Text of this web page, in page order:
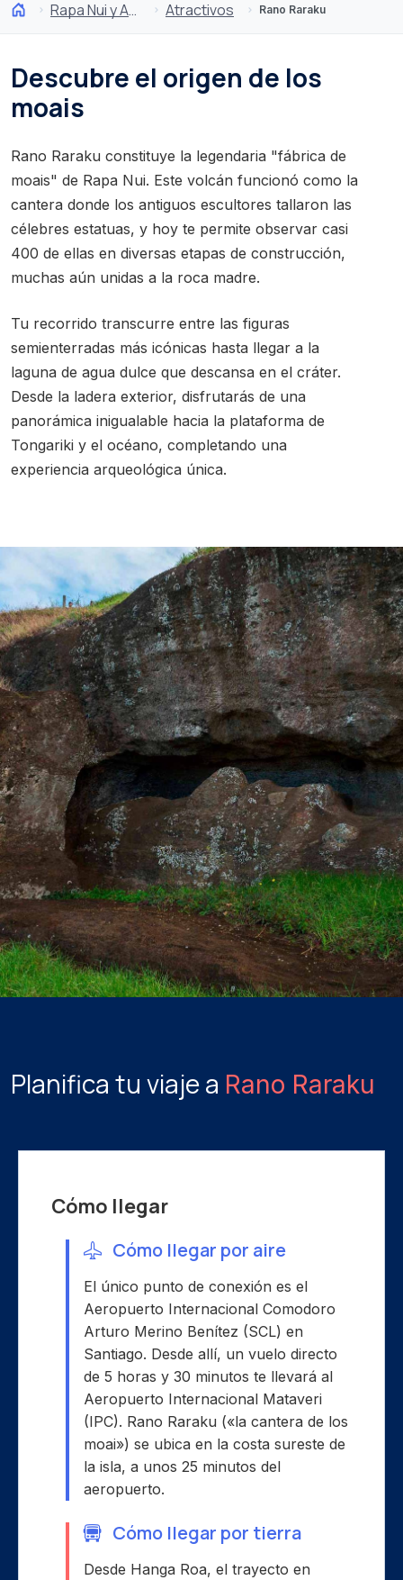
Rapa Nui y Archipiélago Juan Fernández Atractivos Rano Raraku
Descubre el origen de los
moais
Rano Raraku constituye la legendaria "fábrica de
moais" de Rapa Nui. Este volcán funcionó como la
cantera donde los antiguos escultores tallaron las
célebres estatuas, y hoy te permite observar casi
400 de ellas en diversas etapas de construcción,
muchas aún unidas a la roca madre.
Tu recorrido transcurre entre las figuras
semienterradas más icónicas hasta llegar a la
laguna de agua dulce que descansa en el cráter.
Desde la ladera exterior, disfrutarás de una
panorámica inigualable hacia la plataforma de
Tongariki y el océano, completando una
experiencia arqueológica única.
Planifica tu viaje a Rano Raraku
Cómo llegar
Cómo llegar por aire
El único punto de conexión es el
Aeropuerto Internacional Comodoro
Arturo Merino Benítez (SCL) en
Santiago. Desde allí, un vuelo directo
de 5 horas y 30 minutos te llevará al
Aeropuerto Internacional Mataveri
(IPC). Rano Raraku («la cantera de los
moai») se ubica en la costa sureste de
la isla, a unos 25 minutos del
aeropuerto.
Cómo llegar por tierra
Desde Hanga Roa, el trayecto en